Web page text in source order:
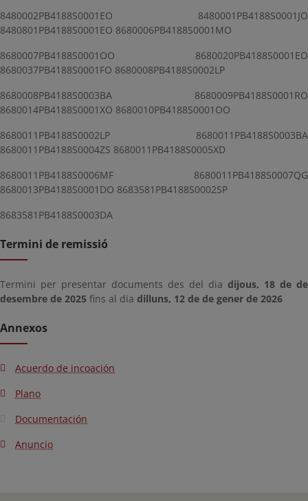
8480002PB4188S0001EO 8480001PB4188S0001JO
8480801PB4188S0001EO 8680006PB4188S0001MO
8680007PB4188S0001OO 8680020PB4188S0001EO
8680037PB4188S0001FO 8680008PB4188S0002LP
8680008PB4188S0003BA 8680009PB4188S0001RO
8680014PB4188S0001XO 8680010PB4188S0001OO
8680011PB4188S0002LP 8680011PB4188S0003BA
8680011PB4188S0004ZS 8680011PB4188S0005XD
8680011PB4188S0006MF 8680011PB4188S0007QG
8680013PB4188S0001DO 8683581PB4188S0002SP
8683581PB4188S0003DA
Termini de remissió
Termini per presentar documents des del dia dijous, 18 de de
desembre de 2025 fins al dia dilluns, 12 de de gener de 2026
Annexos
Acuerdo de incoación
Plano
Documentación
Anuncio